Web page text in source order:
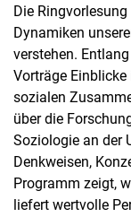
Die
Dynamiken
verstehen.
Vorträge
sozialen
über die
Soziologie an der
Denkweisen,
Programm zeigt,
liefert wertvolle